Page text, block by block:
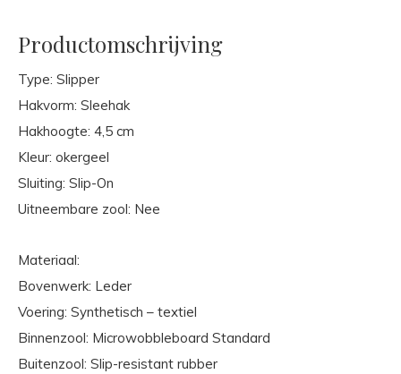
Productomschrijving
Type: Slipper
Hakvorm: Sleehak
Hakhoogte: 4,5 cm
Kleur: okergeel
Sluiting: Slip-On
Uitneembare zool: Nee
Materiaal:
Bovenwerk: Leder
Voering: Synthetisch – textiel
Binnenzool: Microwobbleboard Standard
Buitenzool: Slip-resistant rubber